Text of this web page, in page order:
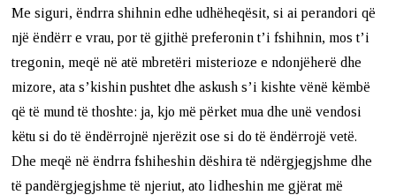
Me siguri, ëndrra shihnin edhe udhëheqësit, si ai perandori që
një ëndërr e vrau, por të gjithë preferonin t’i fshihnin, mos t’i
tregonin, meqë në atë mbretëri misterioze e ndonjëherë dhe
mizore, ata s’kishin pushtet dhe askush s’i kishte vënë këmbë
që të mund të thoshte: ja, kjo më përket mua dhe unë vendosi
këtu si do të ëndërrojnë njerëzit ose si do të ëndërrojë vetë.
Dhe meqë në ëndrra fshiheshin dëshira të ndërgjegjshme dhe
të pandërgjegjshme të njeriut, ato lidheshin me gjërat më